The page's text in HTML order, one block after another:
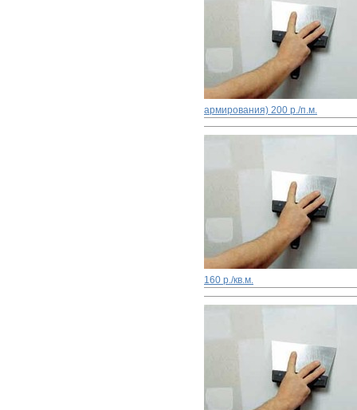
армирования) 200 р./п.м.
160 р./кв.м.